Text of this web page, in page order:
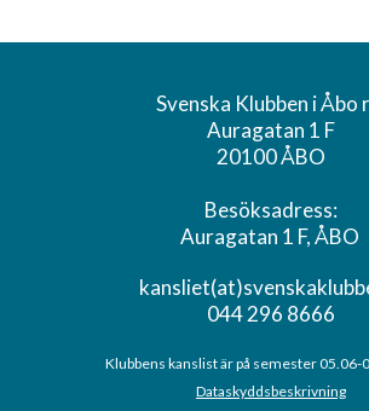
Svenska Klubben i Åbo
Auragatan 1 F
20100 ÅBO
Besöksadress:
Auragatan 1 F, ÅBO
044 296 8666
Klubbens kanslist är på semester 05.06-
Dataskyddsbeskrivning